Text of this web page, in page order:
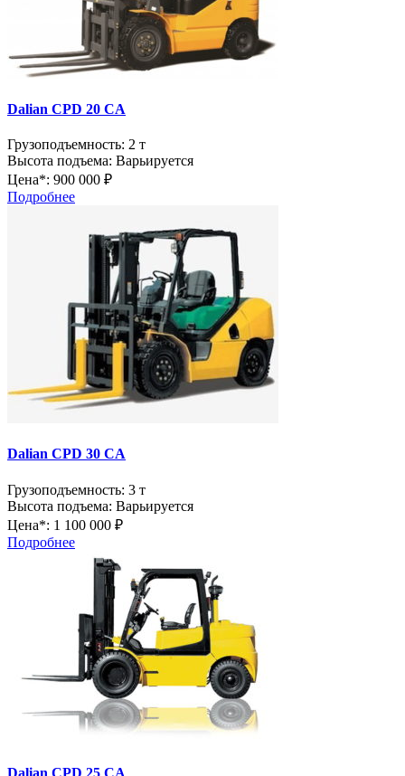
Dalian CPD 20 CA
Грузоподъемность: 2 т
Высота подъема: Варьируется
Цена*: 900 000 ₽
Подробнее
Dalian CPD 30 CA
Грузоподъемность: 3 т
Высота подъема: Варьируется
Цена*: 1 100 000 ₽
Подробнее
Dalian CPD 25 CA